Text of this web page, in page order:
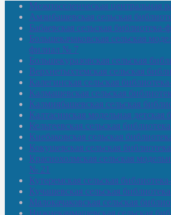
Межпоселенческая центральная
Амзибашевская сельская
Бабаевская сельская
Большекачаковская сельская
филиал № 7
Большекуразовская сельская
Верхнетыхтемская сельская
Калегинская сельская
Калмашевская сельская
Калмиябашевская сельская
Калтасинская модельная детская
Кельтеевская сельская
Киебаковская сельская
Кокушевская сельская
Краснохолмская сельская
№ 21
Кутеремская сельская
Кучашевская сельская
Малокачаковская сельская